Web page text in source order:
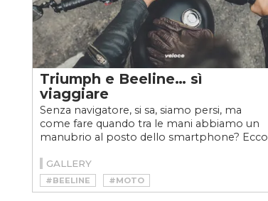
Triumph e Beeline… sì
viaggiare
Senza navigatore, si sa, siamo persi, ma
come fare quando tra le mani abbiamo un
manubrio al posto dello smartphone? Ecco
GALLERY
#BEELINE
#MOTO
#NAVIGATORE MOTO
#TRIUMPH